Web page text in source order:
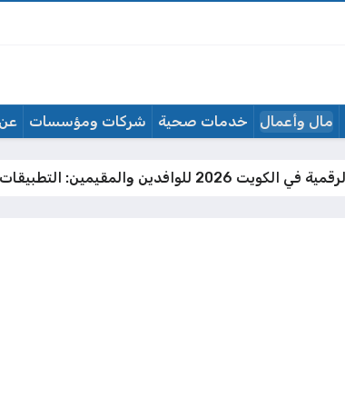
مال وأعمال خدمات صحية شركات ومؤسسات
التطبيقات والبنوك والتحويلات الدولية